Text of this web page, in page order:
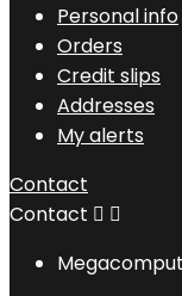
Personal info
Orders
Credit slips
Addresses
My alerts
Contact
Contact  